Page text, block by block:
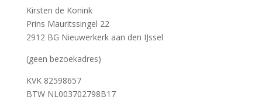
Kirsten de Konink
Prins Mauritssingel 22
2912 BG Nieuwerkerk aan den IJssel
(geen bezoekadres)
KVK 82598657
BTW NL003702798B17